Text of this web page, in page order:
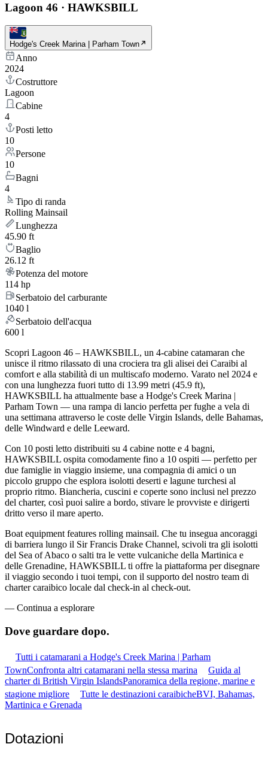
Lagoon 46 · HAWKSBILL
Hodge's Creek Marina | Parham Town
Anno
2024
Costruttore
Lagoon
Cabine
4
Posti letto
10
Persone
10
Bagni
4
Tipo di randa
Rolling Mainsail
Lunghezza
45.90 ft
Baglio
26.12 ft
Potenza del motore
114 hp
Serbatoio del carburante
1040 l
Serbatoio dell'acqua
600 l
Scopri Lagoon 46 – HAWKSBILL, un 4-cabine catamaran che
unisce il ritmo rilassato di una crociera tra gli alisei dei Caraibi al
comfort e alla stabilità di un multiscafo moderno. Varato nel 2024 e
con una lunghezza fuori tutto di 13.99 metri (45.9 ft),
HAWKSBILL ha attualmente base a Hodge's Creek Marina |
Parham Town — una rampa di lancio perfetta per fughe a vela di
una settimana attraverso le coste delle Virgin Islands, delle Bahamas,
delle Windward e delle Leeward.
Con 10 posti letto distribuiti su 4 cabine notte e 4 bagni,
HAWKSBILL ospita comodamente fino a 10 ospiti — perfetto per
due famiglie in viaggio insieme, una compagnia di amici o un
piccolo gruppo che esplora isolotti deserti e lagune turchesi al
proprio ritmo. Biancheria, cuscini e coperte sono inclusi nel prezzo
del charter, così puoi salire a bordo, stivare le provviste e dirigerti
dritto verso il mare aperto.
Boat equipment features rolling mainsail. Che tu insegua ancoraggi
di barriera lungo il Sir Francis Drake Channel, scivoli tra gli isolotti
del Sea of Abaco o salti tra le vette vulcaniche della Martinica e
delle Grenadine, HAWKSBILL ti offre la piattaforma per disegnare
il viaggio secondo i tuoi tempi, con il supporto del nostro team di
charter caraibico locale dal check-in al check-out.
— Continua a esplorare
Dove guardare dopo.
Tutti i catamarani a Hodge's Creek Marina | Parham
TownConfronta altri catamarani nella stessa marina
Guida al
charter di British Virgin IslandsPanoramica della regione, marine e
stagione migliore
Tutte le destinazioni caraibicheBVI, Bahamas,
Martinica e Grenada
Dotazioni